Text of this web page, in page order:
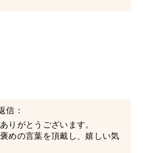
信：
りがとうございます。
めの言葉を頂戴し、嬉しい気